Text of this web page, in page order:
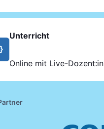
Unterricht
Online mit Live-Dozent:in